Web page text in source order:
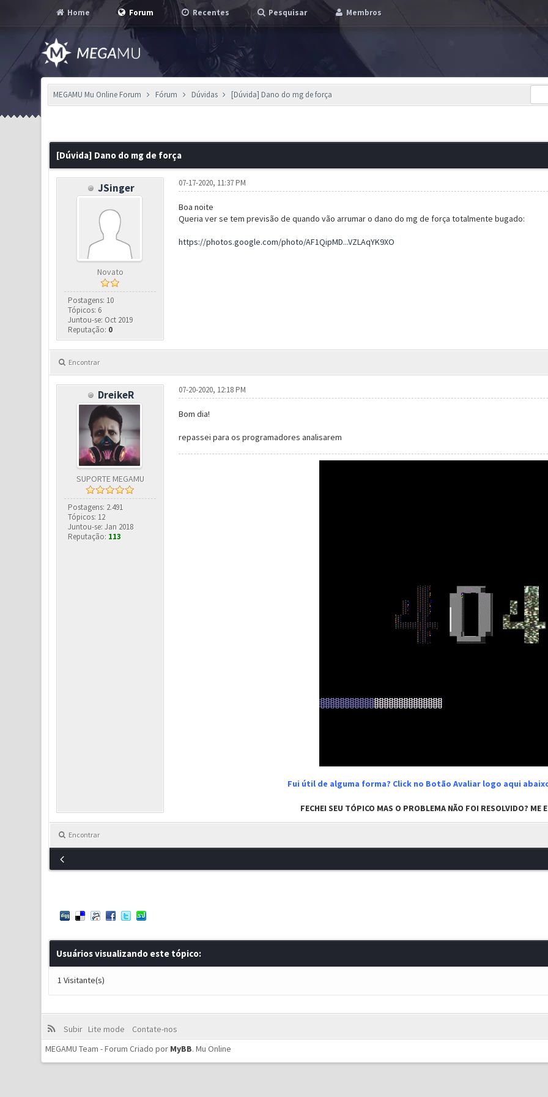
Home Forum Recentes Pesquisar Membros
MEGAMU Mu Online Forum Fórum Dúvidas [Dúvida] Dano do mg de força
[Dúvida] Dano do mg de força
JSinger
Novato
Postagens: 10
Tópicos: 6
Juntou-se: Oct 2019
Reputação: 0
07-17-2020, 11:37 PM
Boa noite
Queria ver se tem previsão de quando vão arrumar o dano do mg de força totalmente bugado:
https://photos.google.com/photo/AF1QipMD...VZLAqYK9XO
Encontrar
DreikeR
SUPORTE MEGAMU
Postagens: 2.491
Tópicos: 12
Juntou-se: Jan 2018
Reputação: 113
07-20-2020, 12:18 PM
Bom dia!
repassei para os programadores analisarem
Fui útil de alguma forma? Click no Botão Avaliar logo aqui
FECHEI SEU TÓPICO MAS O PROBLEMA NÃO FOI RESOLVIDO? ME
Encontrar
Usuários visualizando este tópico:
1 Visitante(s)
Subir Lite mode
Contate-nos
MEGAMU Team - Forum Criado por MyBB.Mu Online